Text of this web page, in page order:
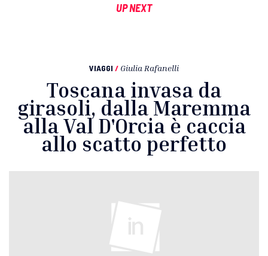
UP NEXT
VIAGGI / Giulia Rafanelli
Toscana invasa da
girasoli, dalla Maremma
alla Val D'Orcia è caccia
allo scatto perfetto